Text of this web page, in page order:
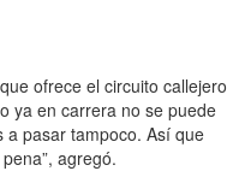
ofrece el circuito callejero
ya en carrera no se puede
a pasar tampoco. Así que
agregó.